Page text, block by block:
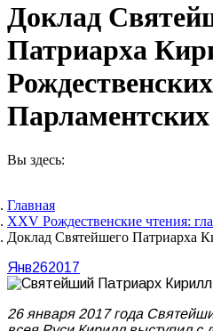
Доклад
Патриарха
Рождественских
Парламентских
Вы здесь:
Главная
XXV Рождественские чтения:
Доклад Святейшего Патриарха
Янв262017
26 января 2017 года